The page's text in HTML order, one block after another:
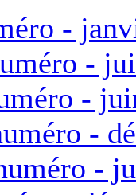
-
-
-
-
-